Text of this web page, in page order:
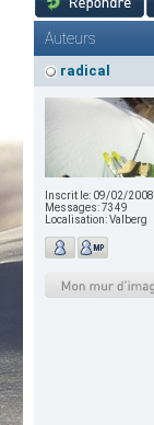
Auteurs
radical
Inscrit le: 09/02/2008
Messages:7349
Localisation:Valberg